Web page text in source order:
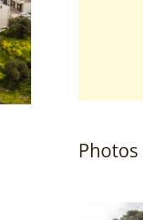
Photos